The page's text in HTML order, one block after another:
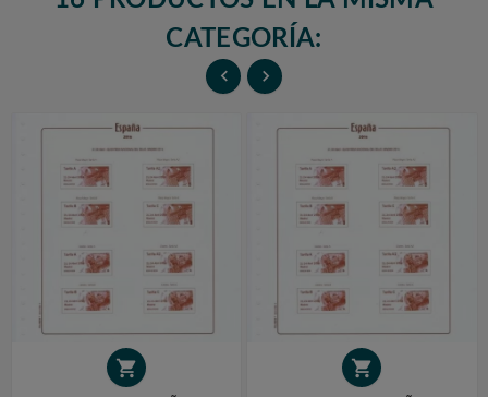
CATEGORÍA:
 
 